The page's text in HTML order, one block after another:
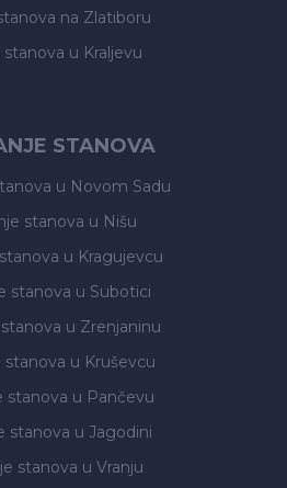
na Zlatiboru
stanova u Kraljevu
STANOVA
u Novom Sadu
stanova u Nišu
u Kragujevcu
stanova u Subotici
u Zrenjaninu
stanova u Kruševcu
stanova u Pančevu
stanova u Jagodini
stanova u Vranju